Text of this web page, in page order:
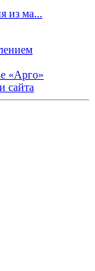
из ма...
«Арго»
сайта